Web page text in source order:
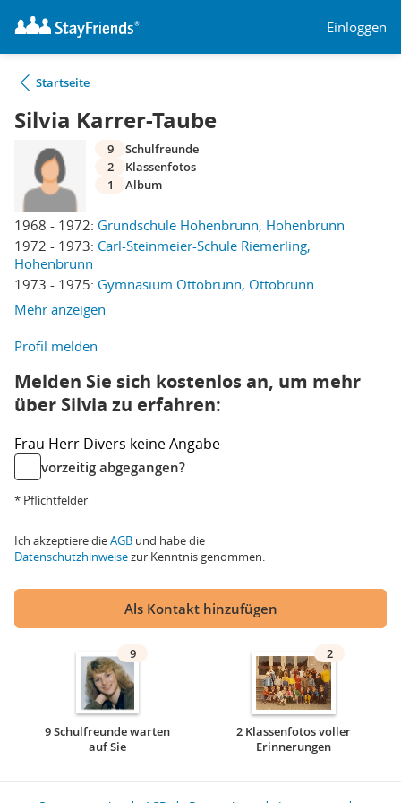
Einloggen
Startseite
Silvia Karrer-Taube
1968 - 1972: Grundschule Hohenbrunn, Hohenbrunn
1972 - 1973: Carl-Steinmeier-Schule Riemerling,
Hohenbrunn
1973 - 1975: Gymnasium Ottobrunn, Ottobrunn
Mehr anzeigen
9
Schulfreunde
2
Klassenfotos
1
Album
Profil melden
Melden Sie sich kostenlos an, um mehr
über Silvia zu erfahren:
Frau Herr Divers keine Angabe
vorzeitig abgegangen?
* Pflichtfelder
Ich akzeptiere dieAGB und habe die
Datenschutzhinweisezur Kenntnis genommen.
Als Kontakt hinzufügen
9
9 Schulfreunde warten
auf Sie
2
2 Klassenfotos voller
Erinnerungen